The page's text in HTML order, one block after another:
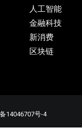
人工智能
金融科技
新消费
区块链
14046707号-4